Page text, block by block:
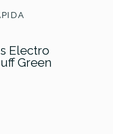
Electro
Green